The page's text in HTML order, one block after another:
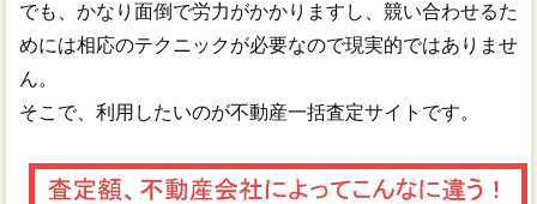
でも、かなり面倒で労力がかかりますし、競い合わせるた
めには相応のテクニックが必要なので現実的ではありませ
ん。
そこで、利用したいのが不動産一括査定サイトです。